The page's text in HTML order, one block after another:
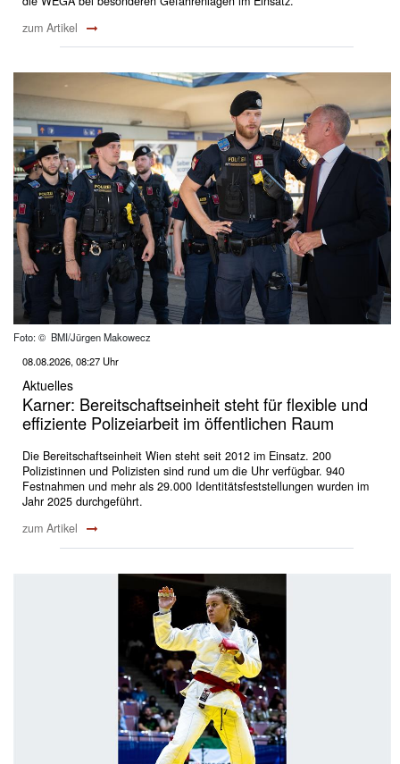
zum Artikel
Foto: © BMI/Jürgen Makowecz
08.08.2026, 08:27 Uhr
Aktuelles
Karner: Bereitschaftseinheit steht für flexible und
effiziente Polizeiarbeit im öffentlichen Raum
Die Bereitschaftseinheit Wien steht seit 2012 im Einsatz. 200
Polizistinnen und Polizisten sind rund um die Uhr verfügbar. 940
Festnahmen und mehr als 29.000 Identitätsfeststellungen wurden im
Jahr 2025 durchgeführt.
zum Artikel